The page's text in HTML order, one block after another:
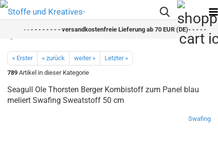
- - - - - - - - versandkostenfreie Lieferung ab 70 EUR (DE)- - - - - - - -
« Erster « zurück weiter »
Letzter »
789 Artikel in dieser Kategorie
Seagull Ole Thorsten Berger Kombistoff zum Panel blau
meliert Swafing Sweatstoff 50 cm
Swafing